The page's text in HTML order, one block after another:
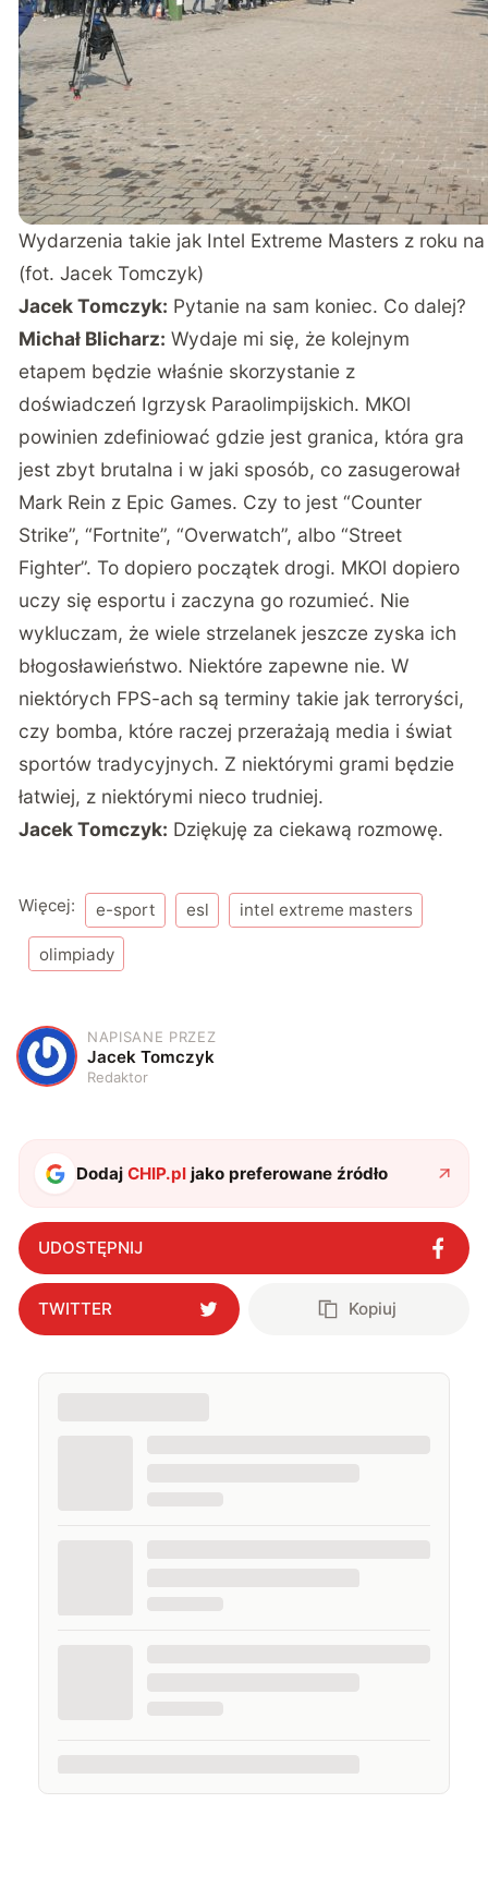
Wydarzenia takie jak Intel Extreme Masters z roku
(fot. Jacek Tomczyk)
Jacek Tomczyk: Pytanie na sam koniec. Co dalej?
Michał Blicharz: Wydaje mi się, że kolejnym
etapem będzie właśnie skorzystanie z
doświadczeń Igrzysk Paraolimpijskich. MKOl
powinien zdefiniować gdzie jest granica, która gra
jest zbyt brutalna i w jaki sposób, co zasugerował
Mark Rein z Epic Games. Czy to jest “Counter
Strike”, “Fortnite”, “Overwatch”, albo “Street
Fighter”. To dopiero początek drogi. MKOl dopiero
uczy się esportu i zaczyna go rozumieć. Nie
wykluczam, że wiele strzelanek jeszcze zyska ich
błogosławieństwo. Niektóre zapewne nie. W
niektórych FPS-ach są terminy takie jak terroryści,
czy bomba, które raczej przerażają media i świat
sportów tradycyjnych. Z niektórymi grami będzie
łatwiej, z niektórymi nieco trudniej.
Jacek Tomczyk: Dziękuję za ciekawą rozmowę.
Więcej: e-sport esl intel extreme masters
olimpiady
J
NAPISANE PRZEZ
Jacek Tomczyk
Redaktor
DodajCHIP.pl jako preferowane źródło
UDOSTĘPNIJ
TWITTER Kopiuj